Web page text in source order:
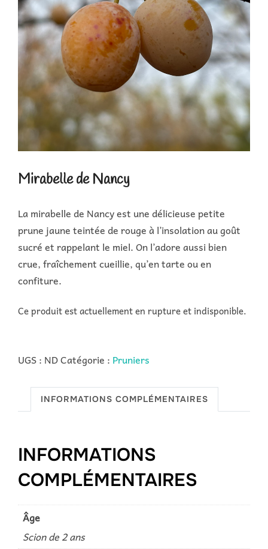
Mirabelle de Nancy
La mirabelle de Nancy est une délicieuse petite
prune jaune teintée de rouge à l’insolation au goût
sucré et rappelant le miel. On l’adore aussi bien
crue, fraîchement cueillie, qu’en tarte ou en
confiture.
Ce produit est actuellement en rupture et indisponible.
UGS : NDCatégorie : Pruniers
INFORMATIONS COMPLÉMENTAIRES
INFORMATIONS
COMPLÉMENTAIRES
Âge
Scion de 2 ans